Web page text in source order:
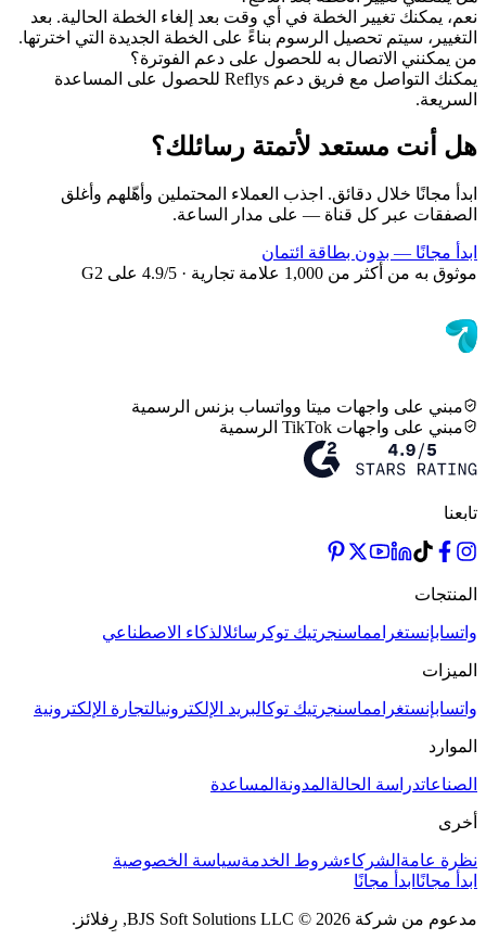
نعم، يمكنك تغيير الخطة في أي وقت بعد إلغاء الخطة الحالية. بعد
التغيير، سيتم تحصيل الرسوم بناءً على الخطة الجديدة التي اخترتها.
من يمكنني الاتصال به للحصول على دعم الفوترة؟
يمكنك التواصل مع فريق دعم Reflys للحصول على المساعدة
السريعة.
هل أنت مستعد لأتمتة رسائلك؟
ابدأ مجانًا خلال دقائق. اجذب العملاء المحتملين وأهّلهم وأغلق
الصفقات عبر كل قناة — على مدار الساعة.
ابدأ مجانًا — بدون بطاقة ائتمان
موثوق به من أكثر من 1,000 علامة تجارية · 4.9/5 على G2
مبني على واجهات ميتا وواتساب بزنس الرسمية
مبني على واجهات TikTok الرسمية
تابعنا
المنتجات
واتسابإنستغرامماسنجر تيك توكرسائلالذكاء الاصطناعي
الميزات
واتسابإنستغرامماسنجر تيك توكالبريد الإلكترونيالتجارة الإلكترونية
الموارد
الصناعاتدراسة الحالة المدونة المساعدة
أخرى
نظرة عامة الشركاءشروط الخدمةسياسة الخصوصية
ابدأ مجانًا ابدأ مجانًا
مدعوم من شركة BJS Soft Solutions LLC © 2026, رِفلائز.